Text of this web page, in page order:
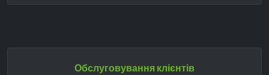
Обслуговування клієнтів